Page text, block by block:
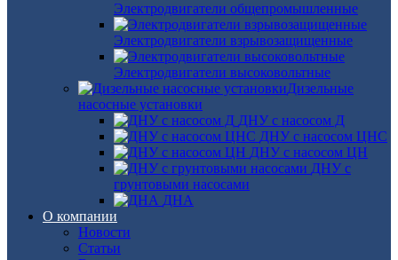
Электродвигатели общепромышленные
Электродвигатели взрывозащищенные
Электродвигатели высоковольтные
Дизельные
насосные установки
ДНУ с насосом Д
ДНУ с насосом ЦНС
ДНУ с насосом ЦН
ДНУ с
грунтовыми насосами
ДНА
О компании
Новости
Статьи